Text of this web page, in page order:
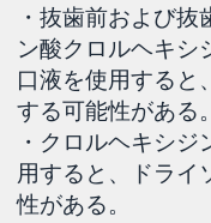
・抜歯前および
ン酸クロルヘキシ
口液を使用すると
する可能性がある。
・クロルヘキシ
用すると、ドライ
性がある。